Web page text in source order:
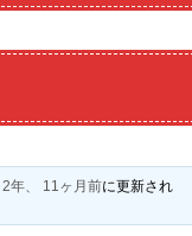
2年、 11ヶ月前に更新され